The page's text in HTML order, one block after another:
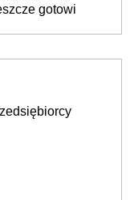
gotowi